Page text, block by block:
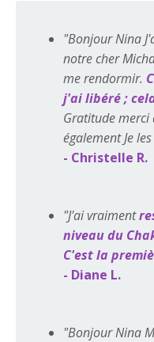
"Bonjour Nina
notre cher
me rendormir.
j'ai libéré ;
Gratitude merci
également Je
- Christelle R.
"J'ai vraiment
niveau du
C'est la
- Diane L.
"Bonjour Nina